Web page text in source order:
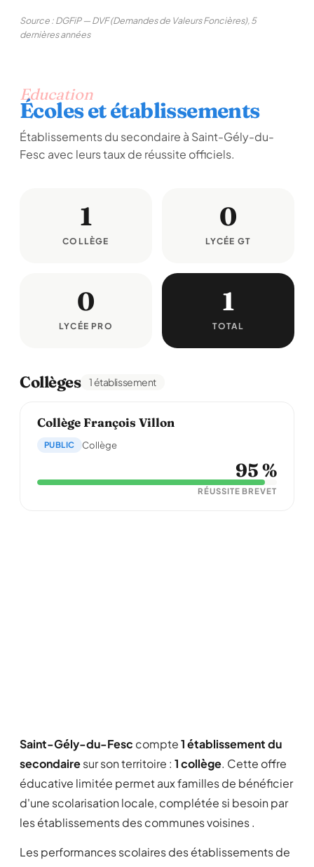
Source : DGFiP — DVF (Demandes de Valeurs Foncières), 5
dernières années
Education
Écoles et établissements
Établissements du secondaire à Saint-Gély-du-
Fesc avec leurs taux de réussite officiels.
1
COLLÈGE
0
LYCÉE GT
0
LYCÉE PRO
1
TOTAL
Collèges 1 établissement
Collège François Villon
PUBLIC Collège
95 %
RÉUSSITE BREVET
Saint-Gély-du-Fesc compte1 établissement du
secondairesur son territoire : 1 collège. Cette offre
éducative limitée permet aux familles de bénéficier
d'une scolarisation locale, complétée si besoin par
les établissements des communes voisines .
Les performances scolaires des établissements de